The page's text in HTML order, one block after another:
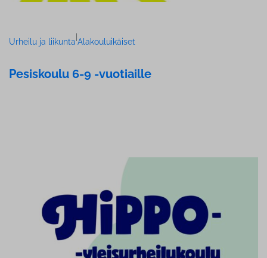
Urheilu ja liikunta Alakouluikäiset
Pesiskoulu 6-9 -vuotiaille